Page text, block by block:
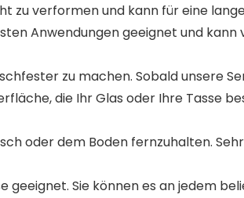
zu verformen und kann für eine
Anwendungen geeignet und kann
zu machen. Sobald unsere
die Ihr Glas oder Ihre Tasse
oder dem Boden fernzuhalten.
geeignet. Sie können es an jedem